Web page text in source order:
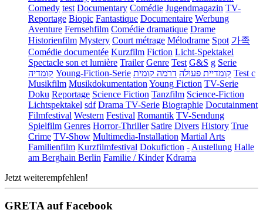
Comedy test Documentary Comédie Jugendmagazin TV-
Reportage Biopic Fantastique Documentaire Werbung
Aventure Fernsehfilm Comédie dramatique Drame
Historienfilm Mystery Court métrage Mélodrame Spot 가족
Comédie documentée Kurzfilm Fiction Licht-Spektakel
Spectacle son et lumière Trailer Genre Test G&S g Serie
קומדיה Young-Fiction-Serie קומדיית פעולה דרמה קומית
Test c
Musikfilm Musikdokumentation Young Fiction TV-Serie
Doku Reportage Science Fiction Tanzfilm Science-Fiction
Lichtspektakel sdf Drama TV-Serie Biographie Docutainment
Filmfestival Western Festival Romantik TV-Sendung
Spielfilm Genres Horror-Thriller Satire Divers History True
Crime TV-Show Multimedia-Installation Martial Arts
Familienfilm Kurzfilmfestival Dokufiction - Austellung Halle
am Berghain Berlin Familie / Kinder Kdrama
Jetzt weiterempfehlen!
GRETA auf Facebook